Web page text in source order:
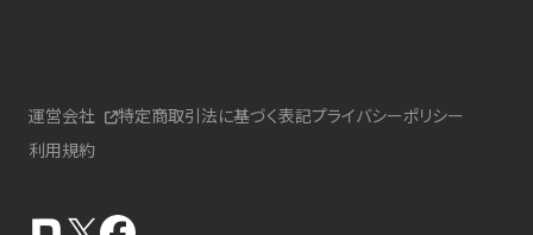
運営会社 特定商取引法に基づく表記プライバシーポリシー
利用規約